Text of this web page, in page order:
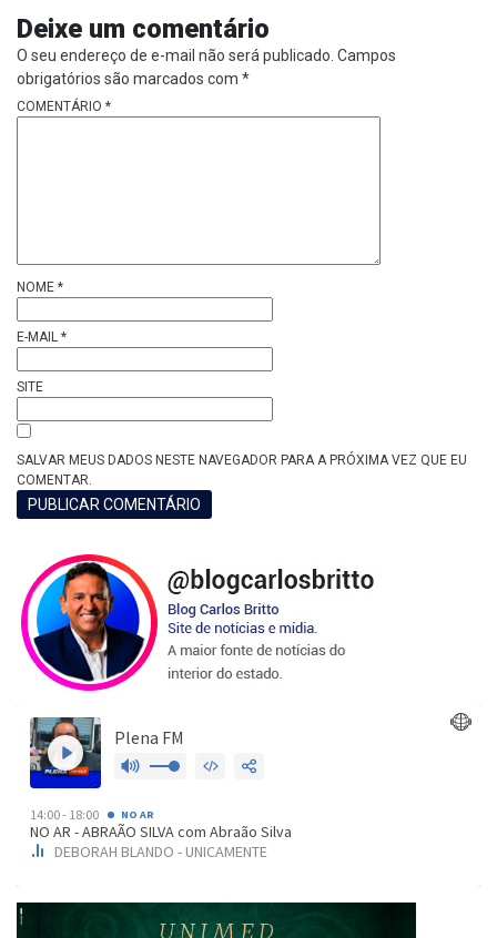
Deixe um comentário
O seu endereço de e-mail não será publicado. Campos
obrigatórios são marcados com *
COMENTÁRIO *
NOME *
E-MAIL *
SITE
SALVAR MEUS DADOS NESTE NAVEGADOR PARA A PRÓXIMA VEZ QUE EU
COMENTAR.